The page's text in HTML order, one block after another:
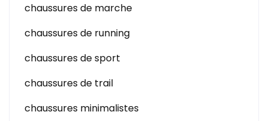
chaussures de marche
chaussures de running
chaussures de sport
chaussures de trail
chaussures minimalistes